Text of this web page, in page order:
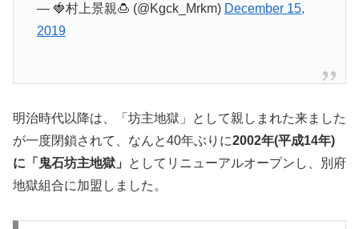
— 🍓村上景親🍮 (@Kgck_Mrkm) December 15,
2019
明治時代以降は、「坊主地獄」として親しまれた来ました
が一度閉鎖されて、なんと40年ぶりに2002年(平成14年)
に「鬼石坊主地獄」
としてリニューアルオープンし、別府
地獄組合に加盟しました。